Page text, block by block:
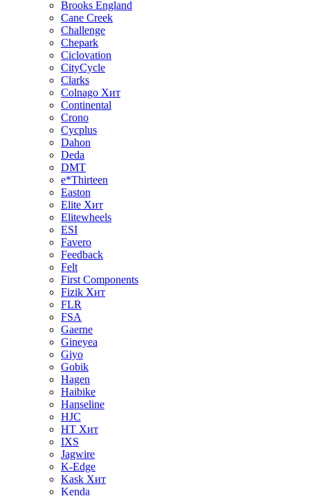
Brooks England
Cane Creek
Challenge
Chepark
Ciclovation
CityCycle
Clarks
Colnago Хит
Continental
Crono
Cycplus
Dahon
Deda
DMT
e*Thirteen
Easton
Elite Хит
Elitewheels
ESI
Favero
Feedback
Felt
First Components
Fizik Хит
FLR
FSA
Gaerne
Gineyea
Giyo
Gobik
Hagen
Haibike
Hanseline
HJC
HT Хит
IXS
Jagwire
K-Edge
Kask Хит
Kenda